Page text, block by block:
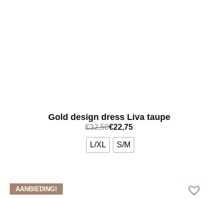
Gold design dress Liva taupe
€32,50€22,75
L/XL S/M
AANBIEDING!